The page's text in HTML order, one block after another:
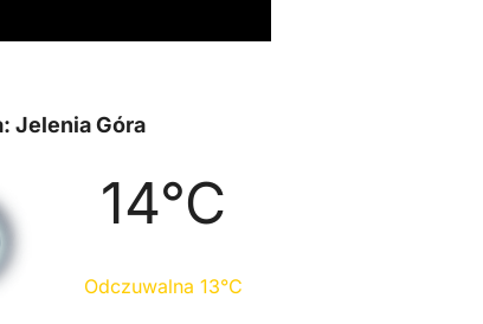
Jelenia Góra
14°C
Odczuwalna 13°C